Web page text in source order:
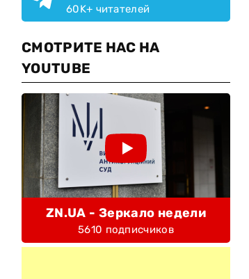
60K+ читателей
СМОТРИТЕ НАС НА
YOUTUBE
ZN.UA - Зеркало недели
5610 подписчиков